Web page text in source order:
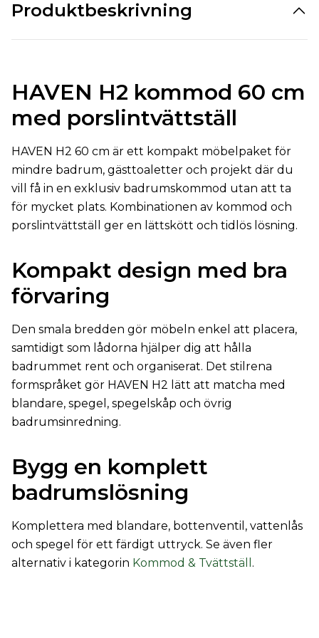
Produktbeskrivning
HAVEN H2 kommod 60 cm
med porslintvättställ
HAVEN H2 60 cm är ett kompakt möbelpaket för
mindre badrum, gästtoaletter och projekt där du
vill få in en exklusiv badrumskommod utan att ta
för mycket plats. Kombinationen av kommod och
porslintvättställ ger en lättskött och tidlös lösning.
Kompakt design med bra
förvaring
Den smala bredden gör möbeln enkel att placera,
samtidigt som lådorna hjälper dig att hålla
badrummet rent och organiserat. Det stilrena
formspråket gör HAVEN H2 lätt att matcha med
blandare, spegel, spegelskåp och övrig
badrumsinredning.
Bygg en komplett
badrumslösning
Komplettera med blandare, bottenventil, vattenlås
och spegel för ett färdigt uttryck. Se även fler
alternativ i kategorin Kommod & Tvättställ .